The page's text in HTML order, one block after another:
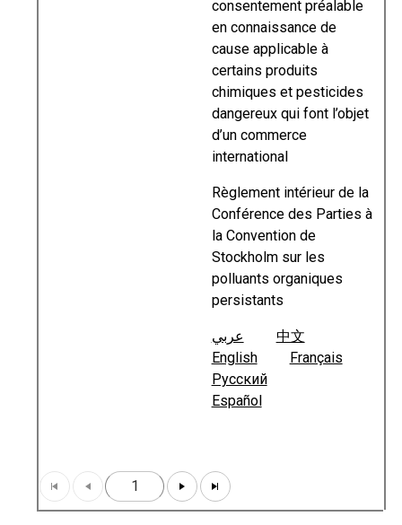
consentement préalable
en connaissance de
cause applicable à
certains produits
chimiques et pesticides
dangereux qui font l’objet
d’un commerce
international
Règlement intérieur de la
Conférence des Parties à
la Convention de
Stockholm sur les
polluants organiques
persistants
عربي
中文
English
Français
Русский
Español
1